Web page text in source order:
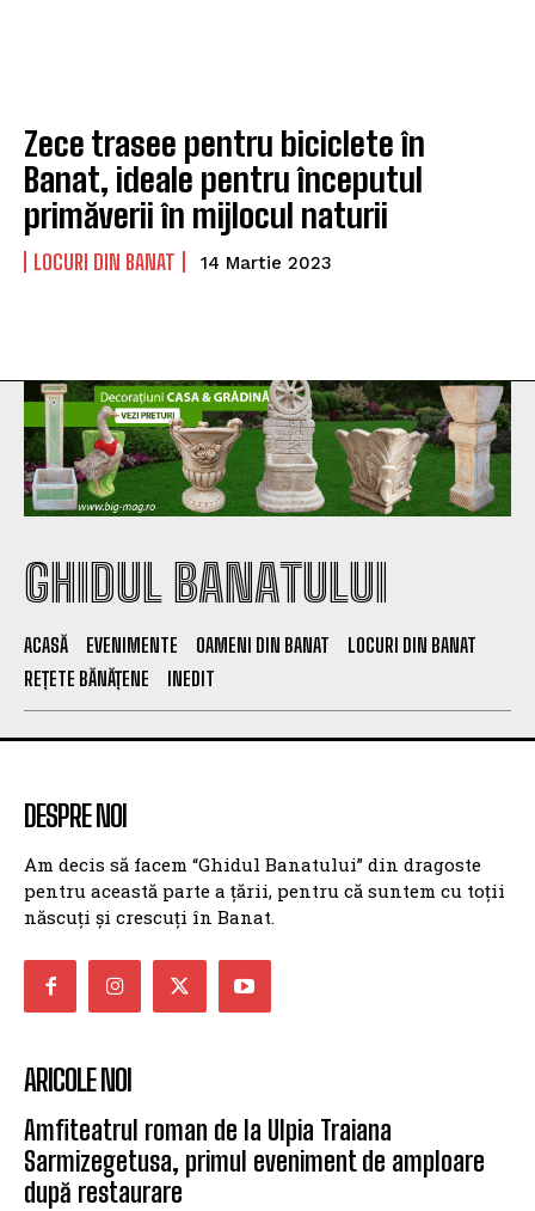
Zece trasee pentru biciclete în
Banat, ideale pentru începutul
primăverii în mijlocul naturii
LOCURI DIN BANAT 14 Martie 2023
GHIDUL BANATULUI
ACASĂ EVENIMENTE OAMENI DIN BANAT
LOCURI DIN BANAT
REȚETE BĂNĂȚENE
INEDIT
DESPRE NOI
Am decis să facem “Ghidul Banatului” din dragoste
pentru această parte a țării, pentru că suntem cu toții
născuți și crescuți în Banat.
ARICOLE NOI
Amfiteatrul roman de la Ulpia Traiana
Sarmizegetusa, primul eveniment de amploare
după restaurare